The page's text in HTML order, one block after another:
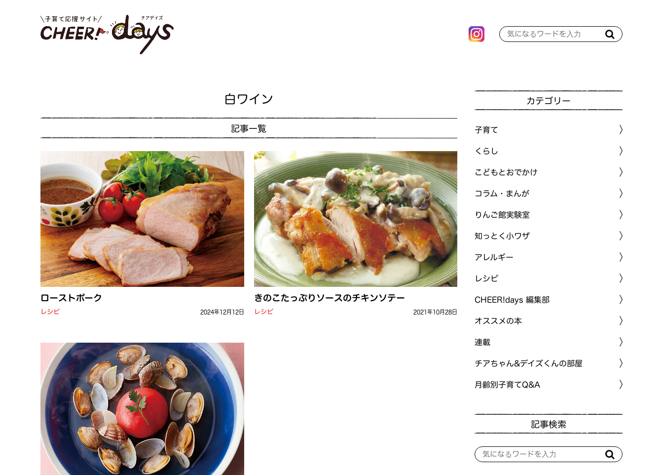
白ワイン
記事一覧
ローストポーク
レシピ 2024年12月12日
きのこたっぷりソースのチキンソテー
レシピ 2021年10月28日
カテゴリー
子育て
くらし
こどもとおでかけ
コラム・まんが
りんご館実験室
知っとく小ワザ
アレルギー
レシピ
CHEER!days 編集部
オススメの本
連載
チアちゃん&デイズくんの部屋
月齢別子育てQ&A
記事検索